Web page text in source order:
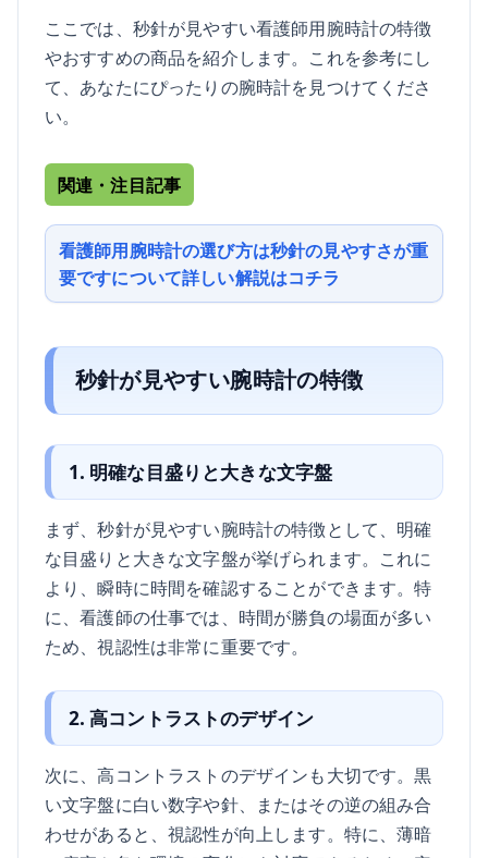
ここでは、秒針が見やすい看護師用腕時計の特徴
やおすすめの商品を紹介します。これを参考にし
て、あなたにぴったりの腕時計を見つけてくださ
い。
関連・注目記事
看護師用腕時計の選び方は秒針の見やすさが重
要ですについて詳しい解説はコチラ
秒針が見やすい腕時計の特徴
1. 明確な目盛りと大きな文字盤
まず、秒針が見やすい腕時計の特徴として、明確
な目盛りと大きな文字盤が挙げられます。これに
より、瞬時に時間を確認することができます。特
に、看護師の仕事では、時間が勝負の場面が多い
ため、視認性は非常に重要です。
2. 高コントラストのデザイン
次に、高コントラストのデザインも大切です。黒
い文字盤に白い数字や針、またはその逆の組み合
わせがあると、視認性が向上します。特に、薄暗